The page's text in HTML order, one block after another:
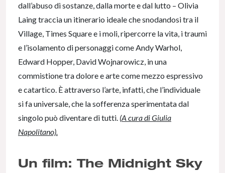
dall’abuso di sostanze, dalla morte e dal lutto – Olivia
Laing traccia un itinerario ideale che snodandosi tra il
Village, Times Square e i moli, ripercorre la vita, i traumi
e l’isolamento di personaggi come Andy Warhol,
Edward Hopper, David Wojnarowicz, in una
commistione tra dolore e arte come mezzo espressivo
e catartico. È attraverso l’arte, infatti, che l’individuale
si fa universale, che la sofferenza sperimentata dal
singolo può diventare di tutti. (A cura di Giulia
Napolitano).
Un film: The Midnight Sky